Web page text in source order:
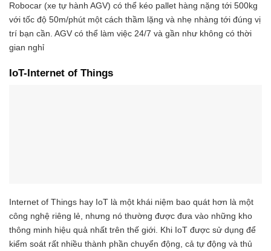
Robocar (xe tự hành AGV) có thể kéo pallet hàng nặng tới 500kg
với tốc độ 50m/phút một cách thầm lặng và nhẹ nhàng tới đúng vị
trí bạn cần. AGV có thể làm việc 24/7 và gần như không có thời
gian nghỉ
IoT-Internet of Things
Internet of Things hay IoT là một khái niệm bao quát hơn là một
công nghệ riêng lẻ, nhưng nó thường được đưa vào những kho
thông minh hiệu quả nhất trên thế giới. Khi IoT được sử dụng để
kiểm soát rất nhiều thành phần chuyển động, cả tự động và thủ